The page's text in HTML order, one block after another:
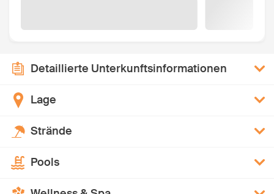
Detaillierte Unterkunftsinformationen
Lage
Strände
Pools